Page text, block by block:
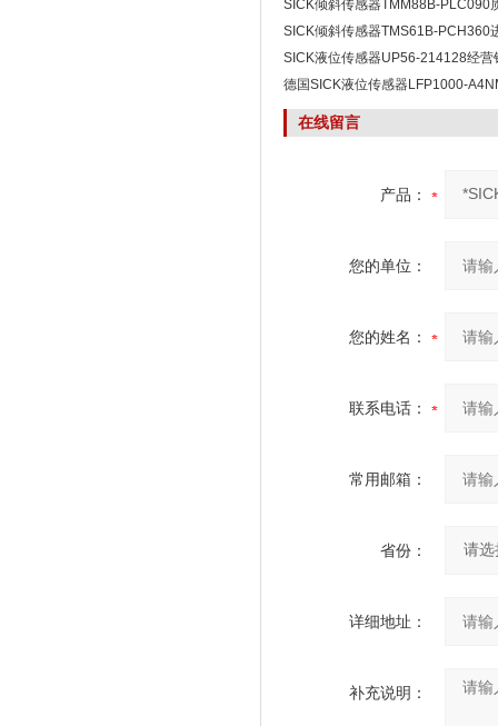
SICK倾斜传感器TMM88B-PLC090
SICK倾斜传感器TMS61B-PCH360
SICK液位传感器UP56-214128经营
德国SICK液位传感器LFP1000-
在线留言
产品：
您的单位：
您的姓名：
联系电话：
常用邮箱：
省份：
详细地址：
补充说明：